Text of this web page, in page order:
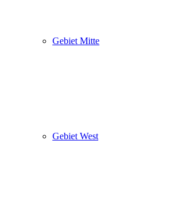
Gebiet Mitte
Gebiet West